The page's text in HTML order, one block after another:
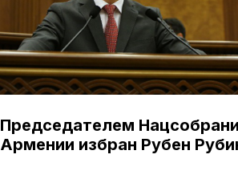
Председателем
Армении избран Рубен